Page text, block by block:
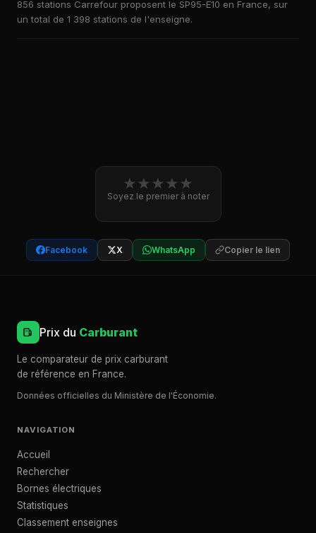
856 stations Carrefour proposent le SP95-E10 en France, sur
un total de 1 398 stations de l'enseigne.
★★★★★
Soyez le premier à noter
Facebook X WhatsApp Copier le lien
Prix du Carburant
Le comparateur de prix carburant
de référence en France.
Données officielles du Ministère de l'Économie.
NAVIGATION
Accueil
Rechercher
Bornes électriques
Statistiques
Classement enseignes